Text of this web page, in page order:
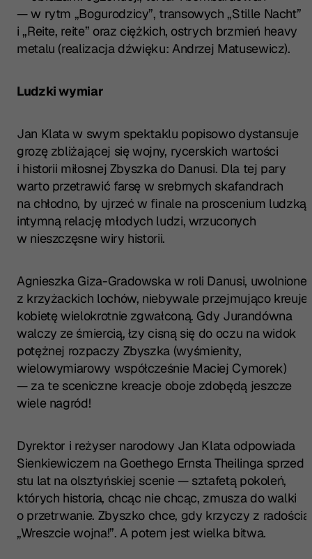
— w rytm „Bogurodzicy”, transowych „Stille Nacht”
i „Reite, reite” oraz ciężkich, ostrych brzmień heavy
metalu (realizacja dźwięku: Andrzej Matusewicz).
Ludzki wymiar
Jan Klata w swym spektaklu popisowo dystansuje
grozę zbliżającej się wojny, rycerskich wartości
i historii miłosnej Zbyszka do Danusi. Dla tej pary
warto przetrawić farsę w srebrnych skafandrach
na chłodno, by ujrzeć w finale na proscenium ludzką,
intymną relację młodych ludzi, wrzuconych
w nieszczęsne wiry historii.
Agnieszka Giza-Gradowska w roli Danusi, uwolnionej
z krzyżackich lochów, niebywale przejmująco kreuje
kobietę wielokrotnie zgwałconą. Gdy Jurandówna
walczy ze śmiercią, łzy cisną się do oczu na widok
potężnej rozpaczy Zbyszka (wyśmienity,
wielowymiarowy współcześnie Maciej Cymorek)
— za te sceniczne kreacje oboje zdobędą jeszcze
wiele nagród!
Dyrektor i reżyser narodowy Jan Klata odpowiada
Sienkiewiczem na Goethego Ernsta Theilinga sprzed
stu lat na olsztyńskiej scenie — sztafetą pokoleń,
których historia, chcąc nie chcąc, zmusza do walki
o przetrwanie. Zbyszko chce, gdy krzyczy z
„Wreszcie wojna!”. A potem jest wielka bitwa.